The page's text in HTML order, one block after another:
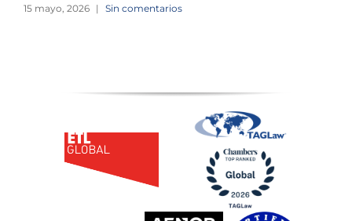
15 mayo, 2026 | Sin comentarios